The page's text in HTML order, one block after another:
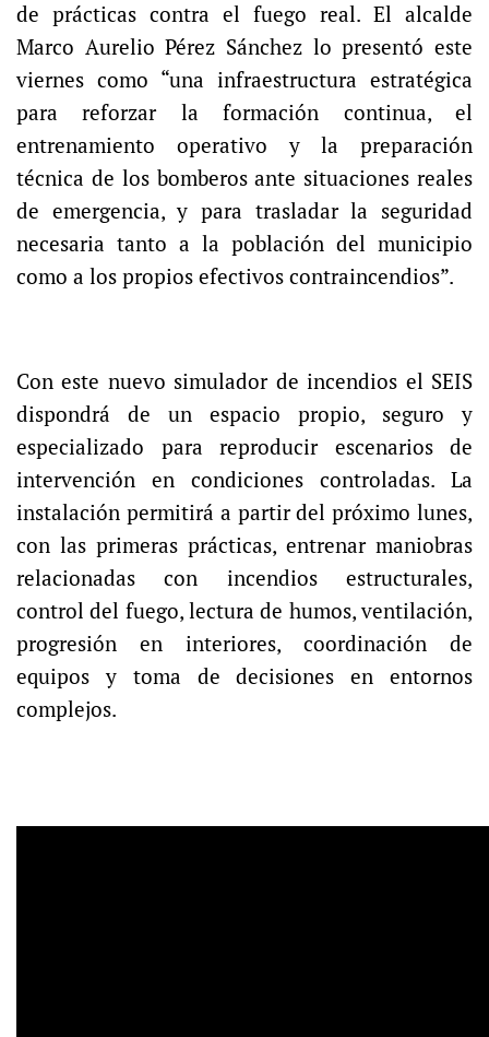
de prácticas contra el fuego real. El alcalde
Marco Aurelio Pérez Sánchez lo presentó este
viernes como “una infraestructura estratégica
para reforzar la formación continua, el
entrenamiento operativo y la preparación
técnica de los bomberos ante situaciones reales
de emergencia, y para trasladar la seguridad
necesaria tanto a la población del municipio
como a los propios efectivos contraincendios”.
Con este nuevo simulador de incendios el SEIS
dispondrá de un espacio propio, seguro y
especializado para reproducir escenarios de
intervención en condiciones controladas. La
instalación permitirá a partir del próximo lunes,
con las primeras prácticas, entrenar maniobras
relacionadas con incendios estructurales,
control del fuego, lectura de humos, ventilación,
progresión en interiores, coordinación de
equipos y toma de decisiones en entornos
complejos.